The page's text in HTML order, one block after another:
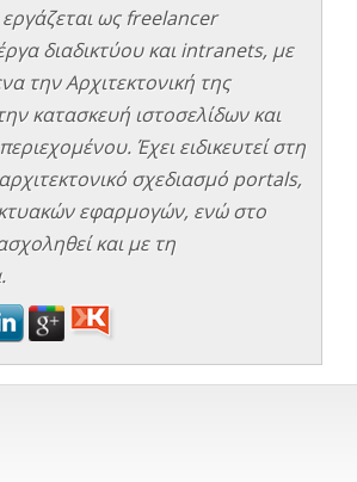
ως freelancer
διαδικτύου και intranets, με
την Αρχιτεκτονική της
κατασκευή ιστοσελίδων και
Έχει ειδικευτεί στη
σχεδιασμό portals,
εφαρμογών, ενώ στο
και με τη